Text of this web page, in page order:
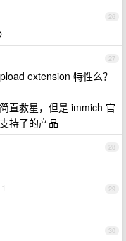
26
27
extension 特性么？
直救星，但是 immich 官
持了的产品
28
29
1
30